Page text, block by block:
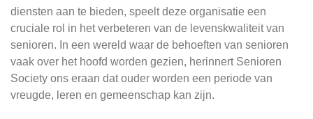
diensten aan te bieden, speelt deze organisatie een
cruciale rol in het verbeteren van de levenskwaliteit van
senioren. In een wereld waar de behoeften van senioren
vaak over het hoofd worden gezien, herinnert Senioren
Society ons eraan dat ouder worden een periode van
vreugde, leren en gemeenschap kan zijn.